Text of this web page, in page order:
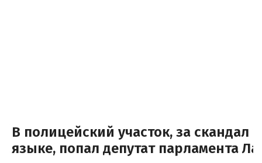
В полицейский участок, за скандал
языке, попал депутат парламента